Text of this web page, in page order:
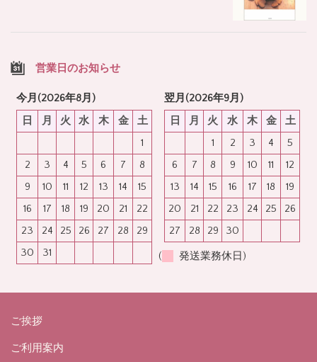
営業日のお知らせ
今月(2026年8月)
日
月 火 水 木 金
土
1
2
3 4 5 6 7
8
9
10 11 12 13 14
15
16
17 18 19 20 21
22
23
24 25 26 27 28
29
30
31
翌月(2026年9月)
日
月 火 水 木 金
土
1
2 3 4
5
6
7 8 9 10 11
12
13
14 15 16 17 18
19
20
21 22 23 24 25
26
27
28 29 30
( 発送業務休日)
ご挨拶
ご利用案内